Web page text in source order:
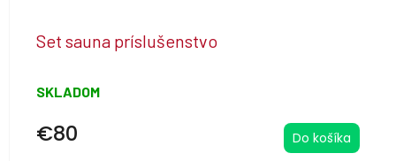
Set sauna príslušenstvo
SKLADOM
€80 Do košíka